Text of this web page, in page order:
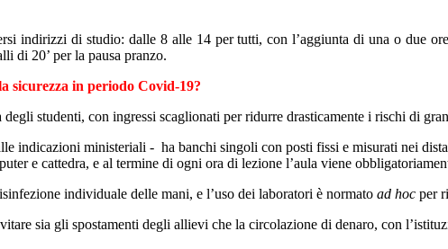
indirizzi di studio: dalle 8 alle 14 per tutti, con l’aggiunta di una o due
di 20’ per la pausa pranzo.
sicurezza in periodo Covid-19?
studenti, con ingressi scaglionati per ridurre drasticamente i rischi di
indicazioni ministeriali - ha banchi singoli con posti fissi e misurati nei
e cattedra, e al termine di ogni ora di lezione l’aula viene
individuale delle mani, e l’uso dei laboratori è normato ad hoc per
sia gli spostamenti degli allievi che la circolazione di denaro, con